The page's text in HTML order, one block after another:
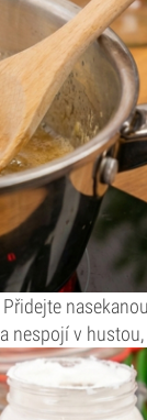
nespojí v